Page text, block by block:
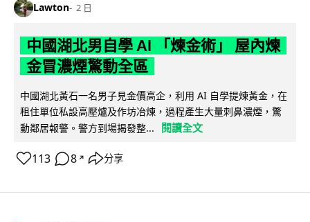
Lawton 2 日
中國湖北男自學 AI 「煉金術」 屋內煉
金冒濃煙驚動全區
中國湖北黃石一名男子見金價高企，利用 AI 自學提煉黃金，在
租住單位私設高壓爐及作坊冶煉，過程產生大量刺鼻濃煙，驚
動鄰居報警。警方到場揭發整...
閱讀全文
113 8 ↗ 分享